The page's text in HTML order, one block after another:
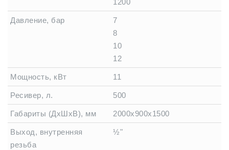
1200
Давление, бар
7
8
10
12
Мощность, кВт 11
Ресивер, л. 500
Габариты (ДхШхВ), мм 2000х900х1500
Выход, внутренняя
резьба
½"